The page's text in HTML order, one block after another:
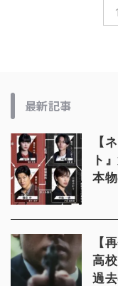
1
最新記事
【
ト
本
【
高
過